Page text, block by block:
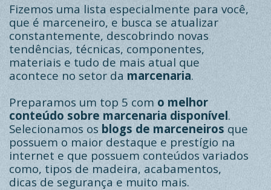
Fizemos uma lista especialmente para você,
que é marceneiro, e busca se atualizar
constantemente, descobrindo novas
tendências, técnicas, componentes,
materiais e tudo de mais atual que
acontece no setor da marcenaria.
Preparamos um top 5 com o melhor
conteúdo sobre marcenaria disponível.
Selecionamos os blogs de marceneiros que
possuem o maior destaque e prestígio na
internet e que possuem conteúdos variados
como, tipos de madeira, acabamentos,
dicas de segurança e muito mais.